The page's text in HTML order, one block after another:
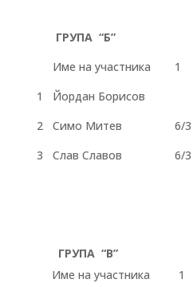
ГРУПА “Б”
Име на участника
1
1
Йордан Борисов
2
Симо Митев 6/3
3
Слав Славов 6/3
ГРУПА “В”
Име на участника
1